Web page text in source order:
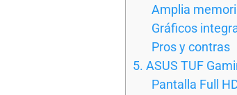
Amplia
Gráficos
Pros y contras
5. ASUS TUF
Pantalla Full